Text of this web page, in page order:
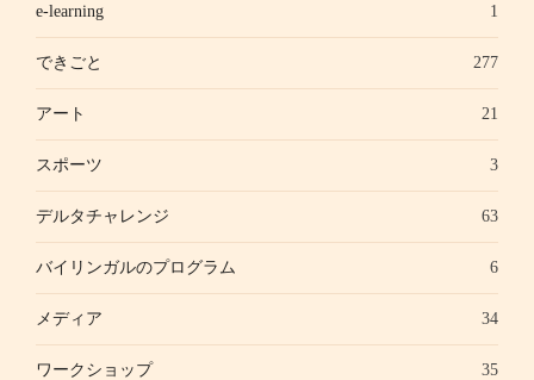
e-learning 1
できごと 277
アート 21
スポーツ 3
デルタチャレンジ 63
バイリンガルのプログラム 6
メディア 34
ワークショップ 35